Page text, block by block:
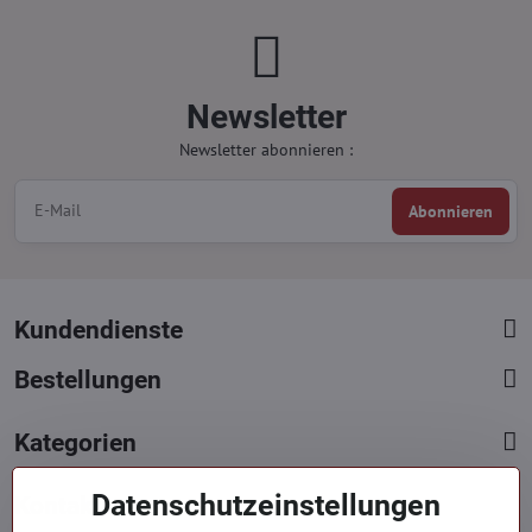
Newsletter
Newsletter abonnieren :
Abonnieren
Kundendienste
Bestellungen
Kategorien
KontakteDatenschutzeinstellungen